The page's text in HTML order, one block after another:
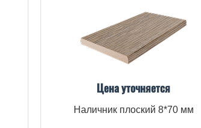
Цена уточняется
Наличник плоский 8*70 мм